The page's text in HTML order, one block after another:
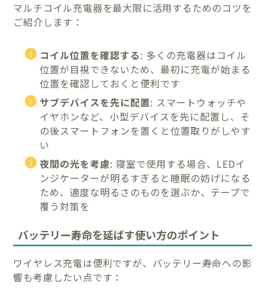
マルチコイル充電器を最大限に活用するためのコツを
ご紹介します：
コイル位置を確認する: 多くの充電器はコイル
位置が目視できないため、最初に充電が始まる
位置を確認しておくと便利です
サブデバイスを先に配置: スマートウォッチや
イヤホンなど、小型デバイスを先に配置し、そ
の後スマートフォンを置くと位置取りがしやす
い
夜間の光を考慮: 寝室で使用する場合、LEDイ
ンジケーターが明るすぎると睡眠の妨げになる
ため、適度な明るさのものを選ぶか、テープで
覆う対策を
バッテリー寿命を延ばす使い方のポイント
ワイヤレス充電は便利ですが、バッテリー寿命への影
響も考慮したい点です：